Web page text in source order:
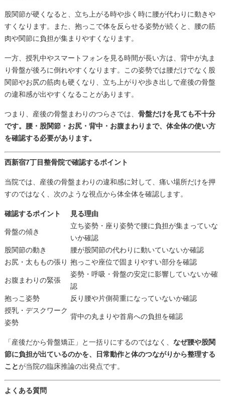
股関節が硬くなると、立ち上がる時や歩く時に腰が代わりに動きや
すくなります。また、抱っこで体を反らせる姿勢が続くと、腰の筋
肉や関節に負担が集まりやすくなります。
一方、授乳中やスマートフォンを見る時間が長い方は、背中が丸ま
り骨盤が後ろに倒れやすくなります。この姿勢では腰だけでなく股
関節やお尻の筋肉も硬くなり、立ち上がりや歩き出しで産後の骨盤
の違和感が出やすくなることがあります。
つまり、産後の骨盤まわりのつらさでは、 骨盤だけを見ても不十分
です。腰・股関節・お尻・背中・お腹まわりまで、体全体の使い方
を確認する必要があります。
西新宿7丁目整骨院で確認するポイント
当院では、産後の骨盤まわりの違和感に対して、痛い場所だけを押
すのではなく、次のような視点から体全体を確認します。
確認するポイント 見る理由
骨盤の傾き
立ち姿勢・座り姿勢で腰に負担が集まっていな
いか確認
股関節の動き
腰が股関節の代わりに動いていないか確認
お尻・太ももの張り 抱っこや座位で固まりやすい部分を確認
お腹まわりの緊張
姿勢・呼吸・骨盤の安定に影響していないか確
認
抱っこ姿勢
反り腰や片側荷重になっていないか確認
授乳・デスクワーク
姿勢
背中の丸まりや首肩への負担を確認
「産後だから骨盤矯正」と一括りにするのではなく、 なぜ腰や股関
節に負担が出ているのかを、日常動作と体のつながりから整理する
ことが当院の臨床推論の出発点です。
よくある質問